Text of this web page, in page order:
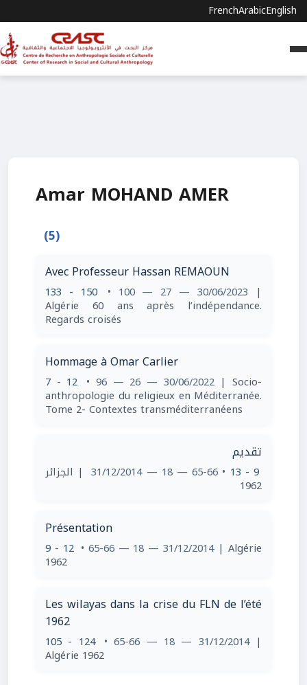
FrenchArabicEnglish
Amar MOHAND AMER
(5)
Avec Professeur Hassan REMAOUN
133 - 150 • 100 — 27 — 30/06/2023 |
Algérie 60 ans après l’indépendance.
Regards croisés
Hommage à Omar Carlier
7 - 12 • 96 — 26 — 30/06/2022 | Socio-
anthropologie du religieux en Méditerranée.
Tome 2- Contextes transméditerranéens
تقديم
9 - 13
• 65-66 — 18 — 31/12/2014 | الجزائر
1962
Présentation
9 - 12 • 65-66 — 18 — 31/12/2014 | Algérie
1962
Les wilayas dans la crise du FLN de l’été
1962
105 - 124 • 65-66 — 18 — 31/12/2014 |
Algérie 1962